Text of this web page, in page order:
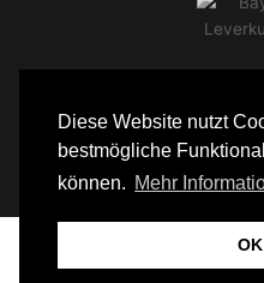
Diese Website nutzt
bestmögliche
können. Mehr
OK
MARCEL KIRSTGES ©